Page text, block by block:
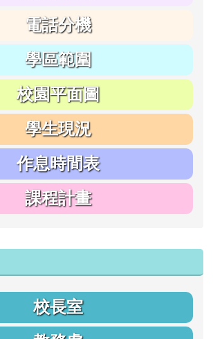
電話分機
學區範圍
校園平面圖
學生現況
作息時間表
課程計畫
校長室